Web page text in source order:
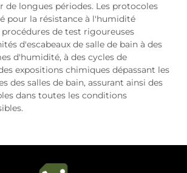
de longues périodes. Les protocoles
pour la résistance à l'humidité
de test rigoureuses
d'escabeaux de salle de bain à des
d'humidité, à des cycles de
expositions chimiques dépassant les
des salles de bain, assurant ainsi des
dans toutes les conditions